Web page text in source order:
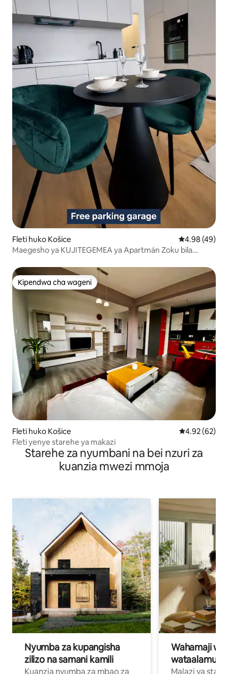
Fleti huko Košice Ukadiriaji wa
4.98 (49)
Maegesho ya KUJITEGEMEA ya Apartmán Zoku bila
Kipendwa cha wageni
Kipendwa cha wageni
Fleti huko Košice Ukadiriaji wa
4.92 (62)
Fleti yenye starehe ya makazi
Starehe za nyumbani na bei nzuri za
kuanzia mwezi mmoja
Nyumba za kupangisha
zilizo na samani kamili
Kuanzia nyumba za mbao za
Wahamaji
wataalamu
Malazi ya